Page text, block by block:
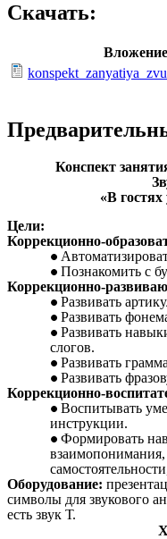
Скачать:
Вложение
Конспект
«В
Цели:
Коррекционно-
Познакомить с
Коррекционно-
Развивать
Развивать
Развивать
слогов.
Развивать
Развивать
Коррекционно-
Воспитывать
инструкции.
Формировать
взаимопонимания,
Оборудование:
символы для звукового
есть звук Т.